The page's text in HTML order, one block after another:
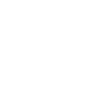
la base de 47